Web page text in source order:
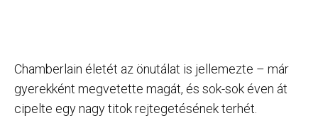
Chamberlain életét az önutálat is jellemezte – már
gyerekként megvetette magát, és sok-sok éven át
cipelte egy nagy titok rejtegetésének terhét.